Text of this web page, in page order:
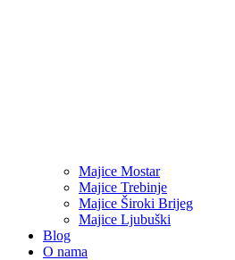
Majice Mostar
Majice Trebinje
Majice Široki Brijeg
Majice Ljubuški
Blog
O nama